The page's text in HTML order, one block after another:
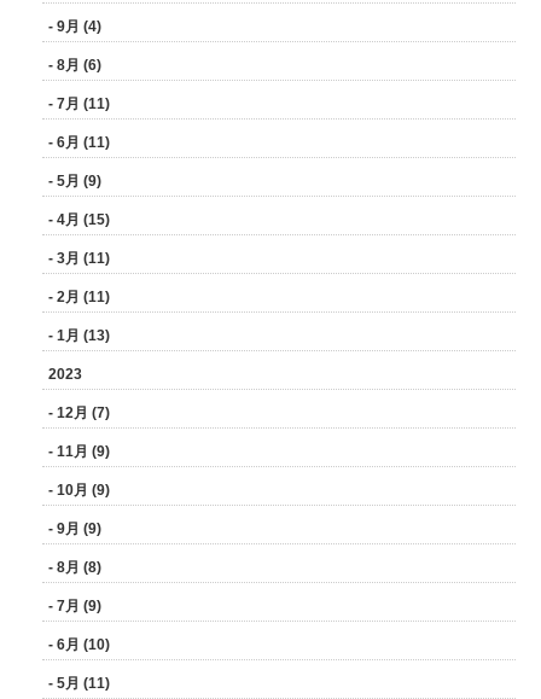
- 9月 (4)
- 8月 (6)
- 7月 (11)
- 6月 (11)
- 5月 (9)
- 4月 (15)
- 3月 (11)
- 2月 (11)
- 1月 (13)
2023
- 12月 (7)
- 11月 (9)
- 10月 (9)
- 9月 (9)
- 8月 (8)
- 7月 (9)
- 6月 (10)
- 5月 (11)